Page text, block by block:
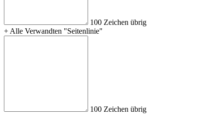
100 Zeichen übrig
+ Alle Verwandten "Seitenlinie"
100 Zeichen übrig